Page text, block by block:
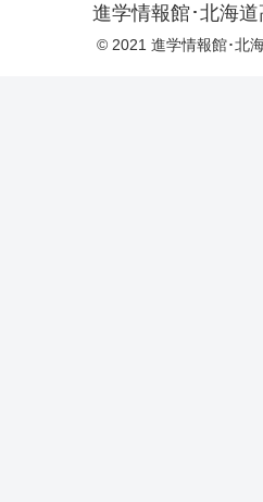
進学情報館･北海
© 2021 進学情報館･北